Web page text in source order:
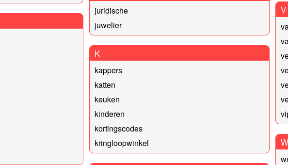
juridische
juwelier
K
kappers
katten
keuken
kinderen
kortingscodes
kringloopwinkel
V
W